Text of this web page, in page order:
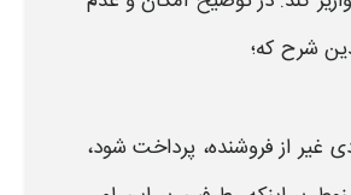
شرح که؛
غیر از فروشنده، پرداخت شود،